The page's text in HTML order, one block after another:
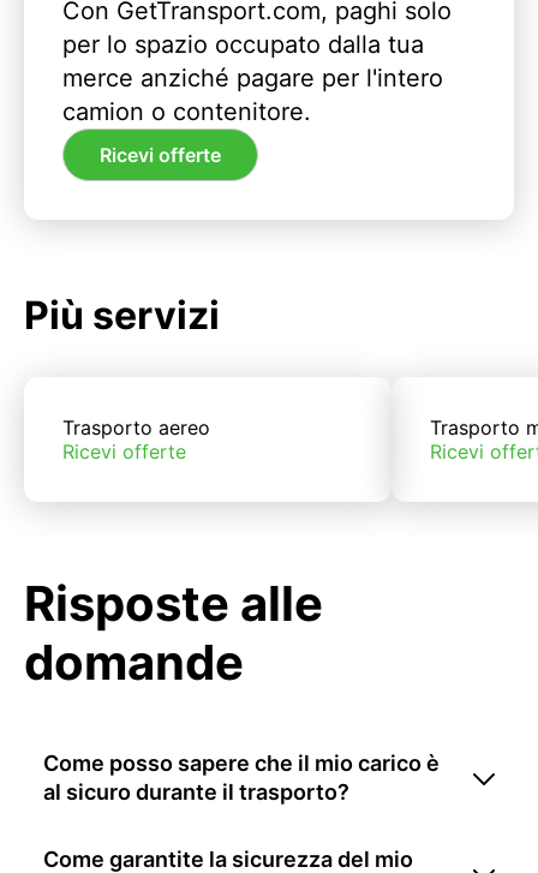
Con GetTransport.com, paghi solo
per lo spazio occupato dalla tua
merce anziché pagare per l'intero
camion o contenitore.
Ricevi offerte
Più servizi
Trasporto aereo
Ricevi offerte
Trasporto
Ricevi
Risposte alle
domande
Come posso sapere che il mio carico è
al sicuro durante il trasporto?
Come garantite la sicurezza del mio